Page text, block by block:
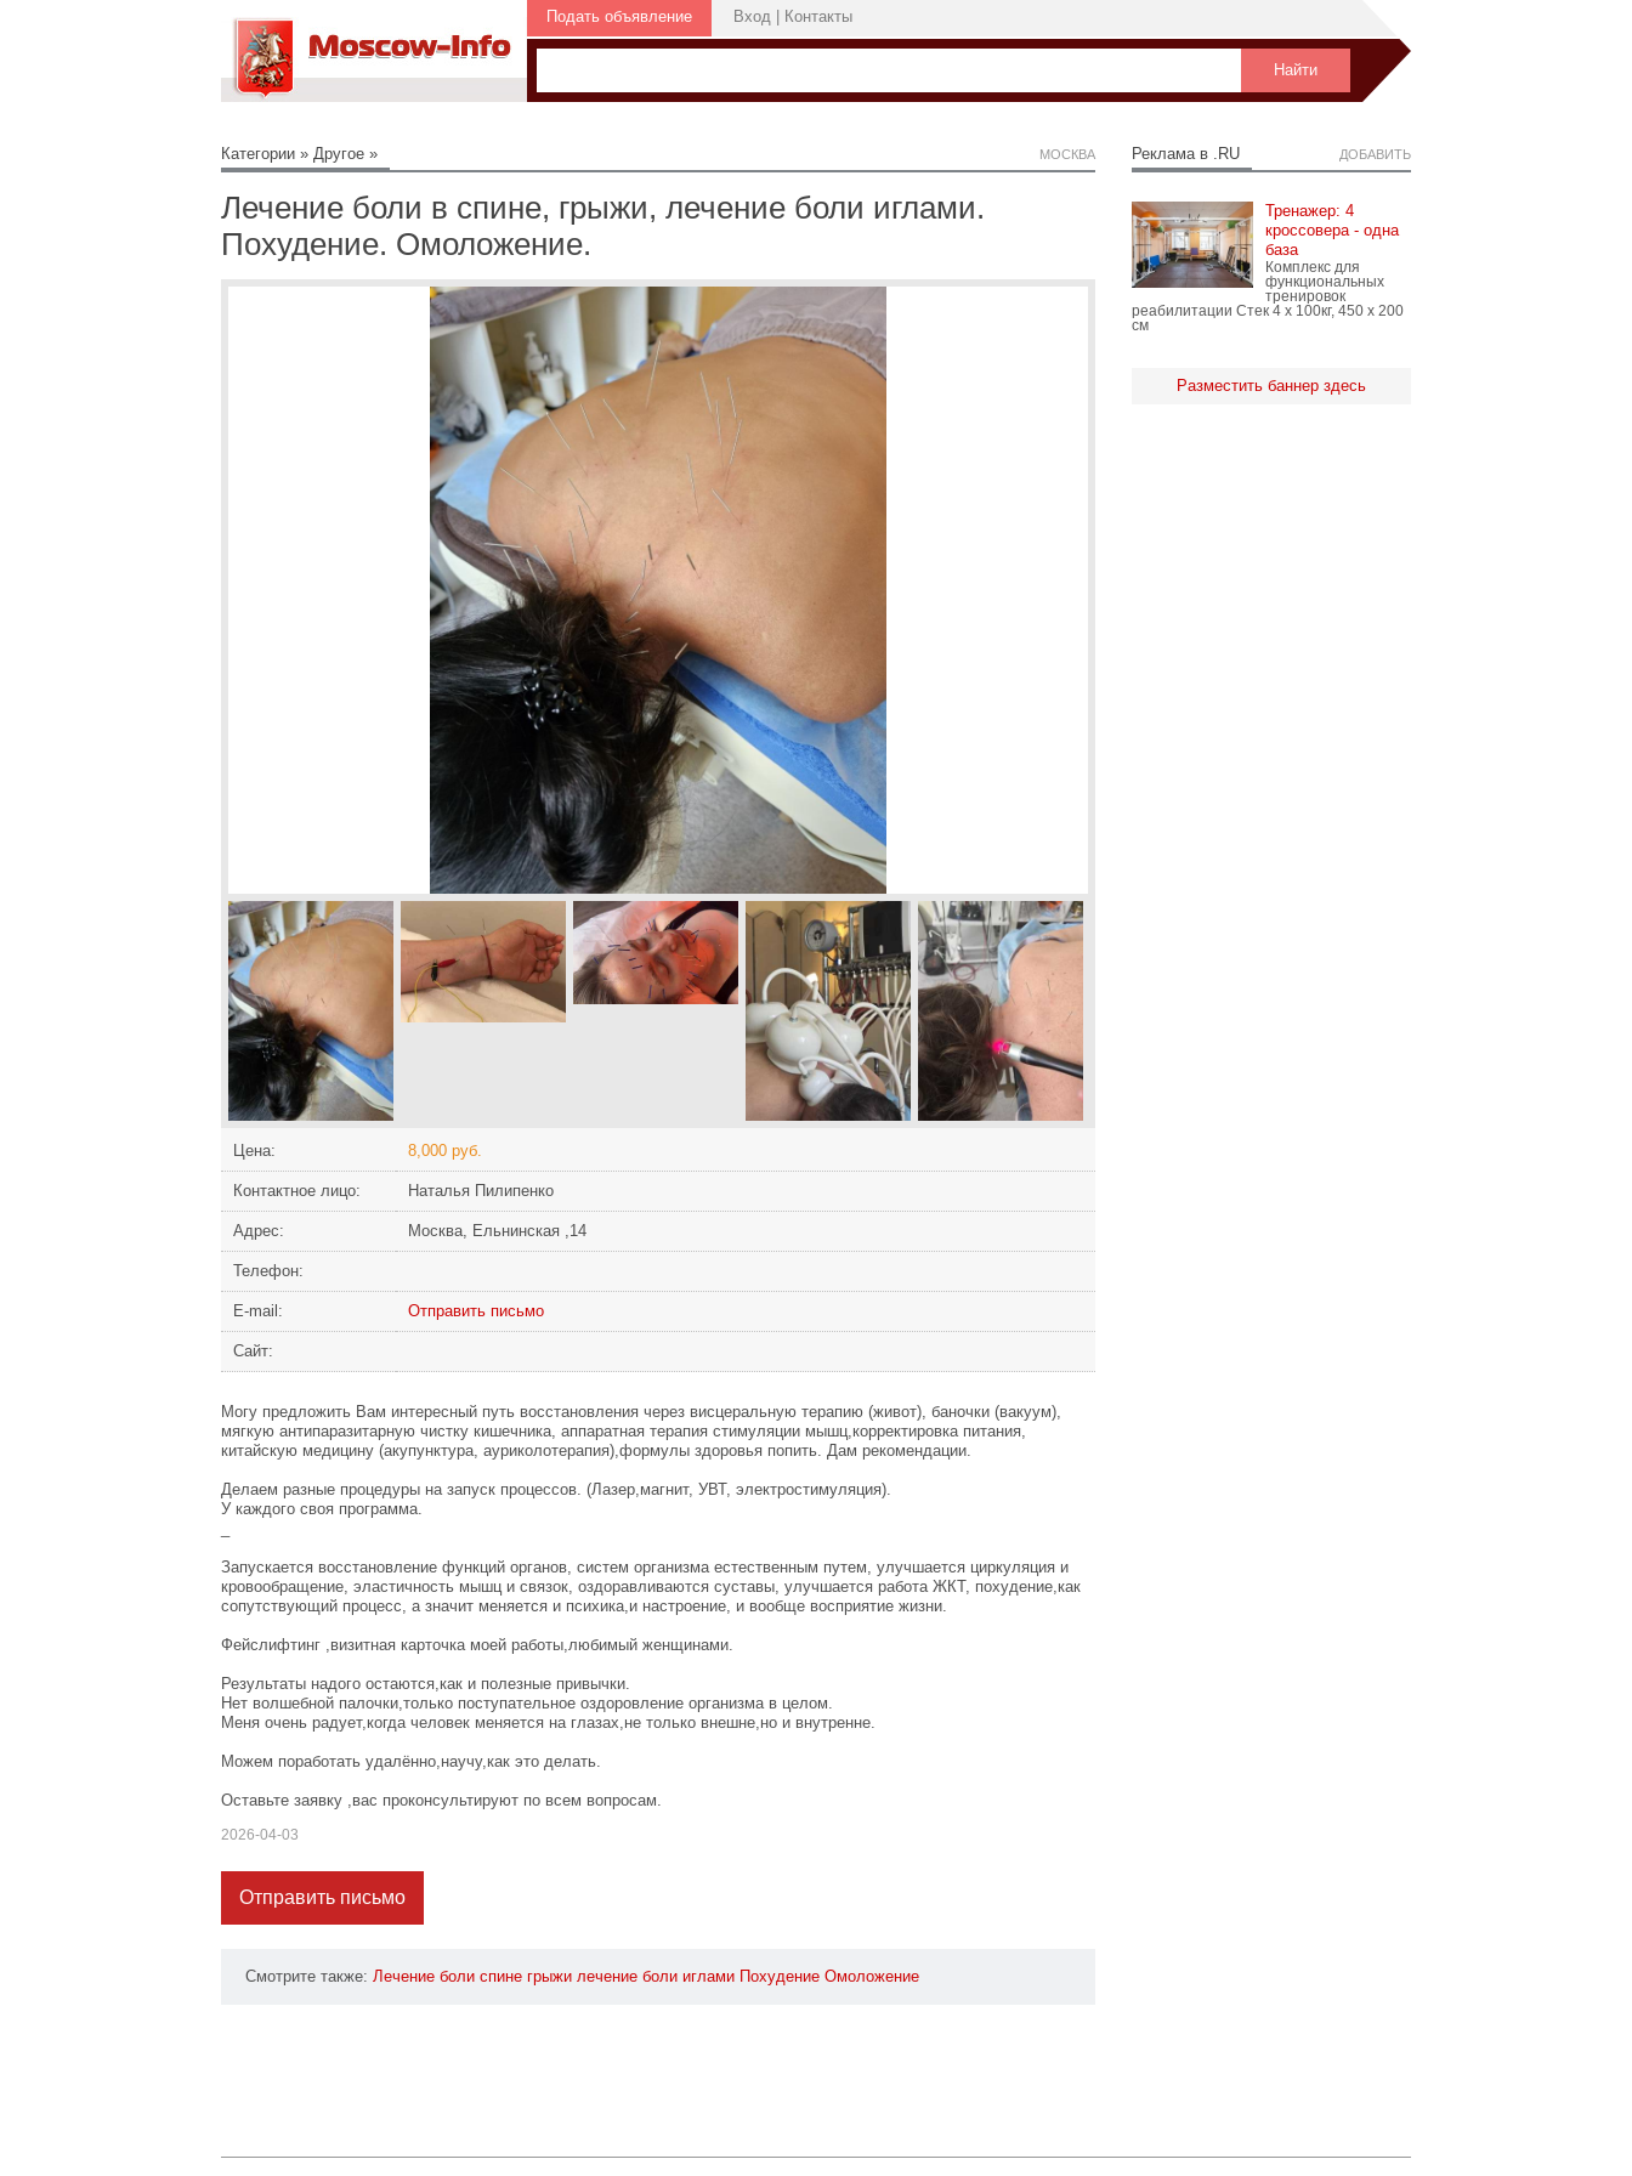
Подать объявление Вход Контакты
Категории » Другое » МОСКВА
Лечение боли в спине, грыжи, лечение боли иглами.
Похудение. Омоложение.
Цена: 8,000 руб.
Контактное лицо: Наталья Пилипенко
Адрес: Москва, Ельнинская ,14
Телефон:
Е-mail: Отправить письмо
Сайт:
Могу предложить Вам интересный путь восстановления через висцеральную терапию (живот), баночки (вакуум),
мягкую антипаразитарную чистку кишечника, аппаратная терапия стимуляции мышц,корректировка питания,
китайскую медицину (акупунктура, ауриколотерапия),формулы здоровья попить. Дам рекомендации.
Делаем разные процедуры на запуск процессов. (Лазер,магнит, УВТ, электростимуляция).
У каждого своя программа.
Запускается восстановление функций органов, систем организма естественным путем, улучшается циркуляция и
кровообращение, эластичность мышц и связок, оздоравливаются суставы, улучшается работа ЖКТ, похудение,как
сопутствующий процесс, а значит меняется и психика,и настроение, и вообще восприятие жизни.
Фейслифтинг ,визитная карточка моей работы,любимый женщинами.
Результаты надого остаются,как и полезные привычки.
Нет волшебной палочки,только поступательное оздоровление организма в целом.
Меня очень радует,когда человек меняется на глазах,не только внешне,но и внутренне.
Можем поработать удалённо,научу,как это делать.
Оставьте заявку ,вас проконсультируют по всем вопросам.
2026-04-03
Отправить письмо
Смотрите также: Лечение боли спине грыжи лечение боли иглами Похудение Омоложение
Реклама в .RU ДОБАВИТЬ
Тренажер: 4
кроссовера - одна
база
Комплекс для
функциональных
тренировок
реабилитации Стек 4 х 100кг, 450 х 200
см
Разместить баннер здесь